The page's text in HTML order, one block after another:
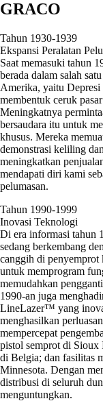
GRACO
Tahun 1930-1939
Ekspansi Peralatan
Saat memasuki tahun
berada dalam salah
Amerika, yaitu Depresi
membentuk ceruk
Meningkatnya
bersaudara itu untuk
khusus. Mereka
demonstrasi keliling
meningkatkan
mendapati diri kami
pelumasan.
Tahun 1990-1999
Inovasi Teknologi
Di era informasi tahun
sedang berkembang
canggih di penyemprot
untuk memprogram
memudahkan
1990-an juga
LineLazer™ yang
menghasilkan
mempercepat
pistol semprot di Sioux
di Belgia; dan fasilitas
Minnesota. Dengan
distribusi di seluruh
menguntungkan.